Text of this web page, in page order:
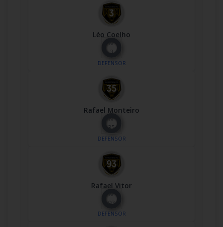
Léo Coelho
Nº
3
DEFENSOR
Rafael Monteiro
Nº
35
DEFENSOR
Rafael Vitor
Nº
93
DEFENSOR